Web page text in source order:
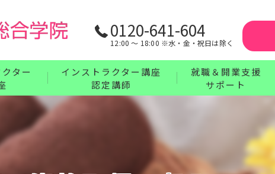
0120-641-604
12:00 〜 18:00 ※水・金・祝日は除く
ター
て
インストラクター講座
認定講師
リンパ・ボディケア・整体・腸もみインストラクターコー
フェイス・ヘッド・耳つぼインストラクターコース
ハンドインストラクターコース
就職＆開業支援
サポート
充実の教育プログラム